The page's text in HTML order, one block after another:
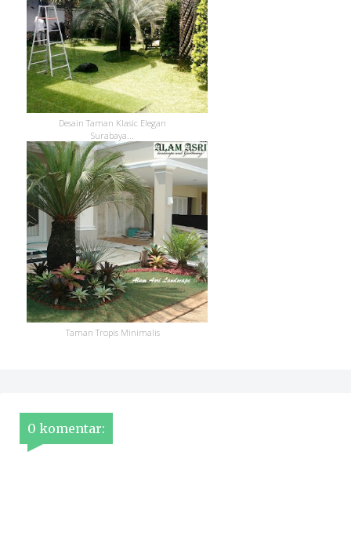
Desain Taman Klasic Elegan
Surabaya...
Taman Tropis Minimalis
0 komentar: